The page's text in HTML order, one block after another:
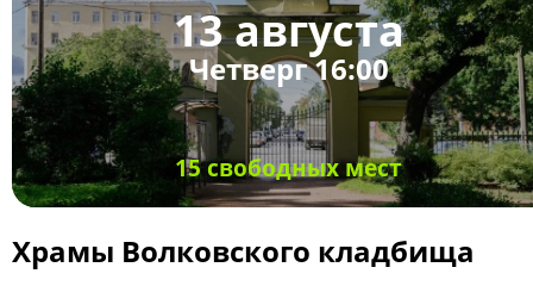
13 августа
Четверг 16:00
15 свободных мест
Храмы Волковского кладбища